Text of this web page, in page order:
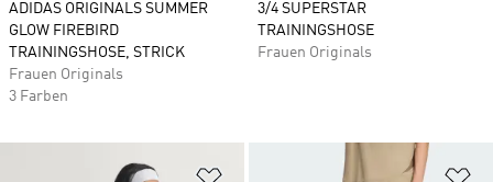
ADIDAS ORIGINALS SUMMER
GLOW FIREBIRD
TRAININGSHOSE, STRICK
Frauen Originals
3 Farben
3/4 SUPERSTAR
TRAININGSHOSE
Frauen Originals
Zur Wunschliste hinzufügen